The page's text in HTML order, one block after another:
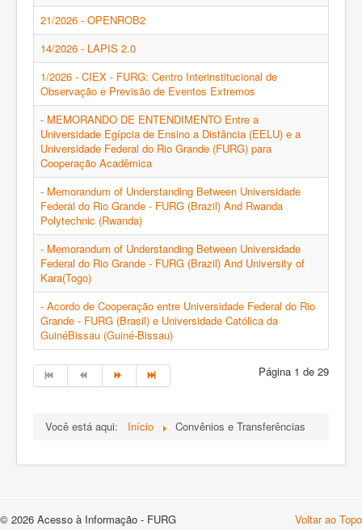
21/2026 - OPENROB2
14/2026 - LAPIS 2.0
1/2026 - CIEX - FURG: Centro Interinstitucional de
Observação e Previsão de Eventos Extremos
- MEMORANDO DE ENTENDIMENTO Entre a
Universidade Egípcia de Ensino a Distância (EELU) e a
Universidade Federal do Rio Grande (FURG) para
Cooperação Acadêmica
- Memorandum of Understanding Between Universidade
Federal do Rio Grande - FURG (Brazil) And Rwanda
Polytechnic (Rwanda)
- Memorandum of Understanding Between Universidade
Federal do Rio Grande - FURG (Brazil) And University of
Kara(Togo)
- Acordo de Cooperação entre Universidade Federal do Rio
Grande - FURG (Brasil) e Universidade Católica da
GuinéBissau (Guiné-Bissau)
Página 1 de 29
Você está aqui: Início Convênios e Transferências
Voltar ao Topo
© 2026 Acesso à Informação - FURG